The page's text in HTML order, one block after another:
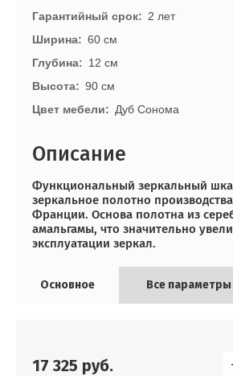
Гарантийный срок
2 лет
Ширина
60 см
Глубина
12 см
Высота
90 см
Цвет мебели
Дуб Сонома
Описание
Функциональный зеркальный
зеркальное полотно
Франции. Основа полотна из
амальгамы, что значительно
эксплуатации зеркал.
Основное Все параметры
17 325 руб.